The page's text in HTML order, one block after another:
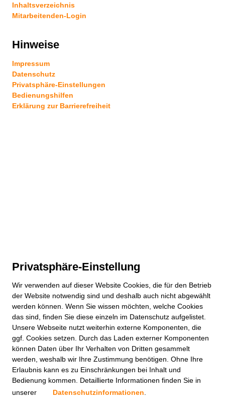
Inhaltsverzeichnis
Mitarbeitenden-Login
Hinweise
Impressum
Datenschutz
Privatsphäre-Einstellungen
Bedienungshilfen
Erklärung zur Barrierefreiheit
Privatsphäre-Einstellung
Wir verwenden auf dieser Website Cookies, die für den Betrieb
der Website notwendig sind und deshalb auch nicht abgewählt
werden können. Wenn Sie wissen möchten, welche Cookies
das sind, finden Sie diese einzeln im Datenschutz aufgelistet.
Unsere Webseite nutzt weiterhin externe Komponenten, die
ggf. Cookies setzen. Durch das Laden externer Komponenten
können Daten über Ihr Verhalten von Dritten gesammelt
werden, weshalb wir Ihre Zustimmung benötigen. Ohne Ihre
Erlaubnis kann es zu Einschränkungen bei Inhalt und
Bedienung kommen. Detaillierte Informationen finden Sie in
unserer
Datenschutzinformationen.